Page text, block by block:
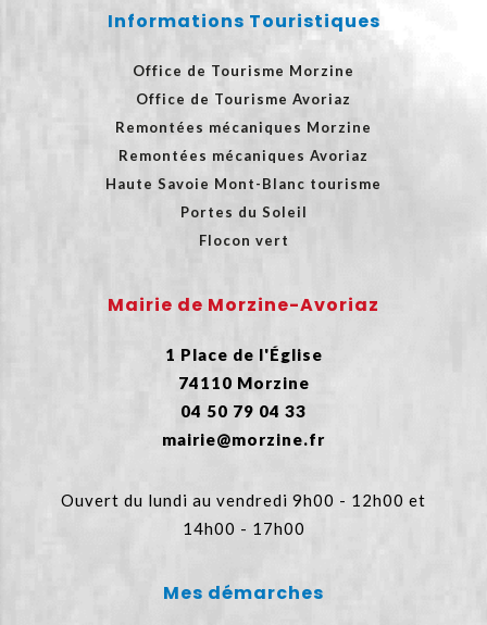
Informations Touristiques
Office de Tourisme Morzine
Office de Tourisme Avoriaz
Remontées mécaniques Morzine
Remontées mécaniques Avoriaz
Haute Savoie Mont-Blanc tourisme
Portes du Soleil
Flocon vert
Mairie de Morzine-Avoriaz
1 Place de l'Église
74110 Morzine
04 50 79 04 33
mairie@morzine.fr
Ouvert du lundi au vendredi 9h00 - 12h00 et
14h00 - 17h00
Mes démarches